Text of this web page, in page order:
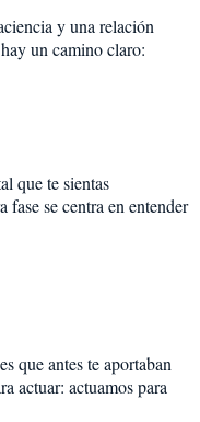
y una relación
un camino claro:
que te sientas
se centra en entender
que antes te aportaban
actuar: actuamos para